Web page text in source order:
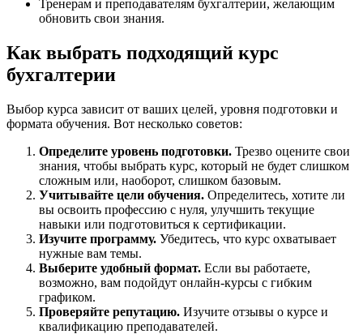
Тренерам и преподавателям бухгалтерии, желающим
обновить свои знания.
Как выбрать подходящий курс
бухгалтерии
Выбор курса зависит от ваших целей, уровня подготовки и
формата обучения. Вот несколько советов:
Определите уровень подготовки. Трезво оцените свои
знания, чтобы выбрать курс, который не будет слишком
сложным или, наоборот, слишком базовым.
Учитывайте цели обучения. Определитесь, хотите ли
вы освоить профессию с нуля, улучшить текущие
навыки или подготовиться к сертификации.
Изучите программу. Убедитесь, что курс охватывает
нужные вам темы.
Выберите удобный формат. Если вы работаете,
возможно, вам подойдут онлайн-курсы с гибким
графиком.
Проверяйте репутацию. Изучите отзывы о курсе и
квалификацию преподавателей.